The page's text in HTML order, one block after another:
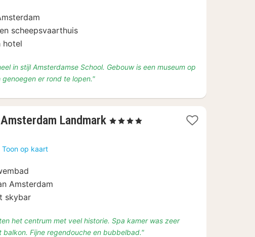
scheepsvaarthuis
hotel
in stijl Amsterdamse School. Gebouw is een museum op
genoegen er rond te lopen."
Landmark 1
, 4 Sterren
Toon op kaart
Amsterdam
skybar
het centrum met veel historie. Spa kamer was zeer
balkon. Fijne regendouche en bubbelbad."